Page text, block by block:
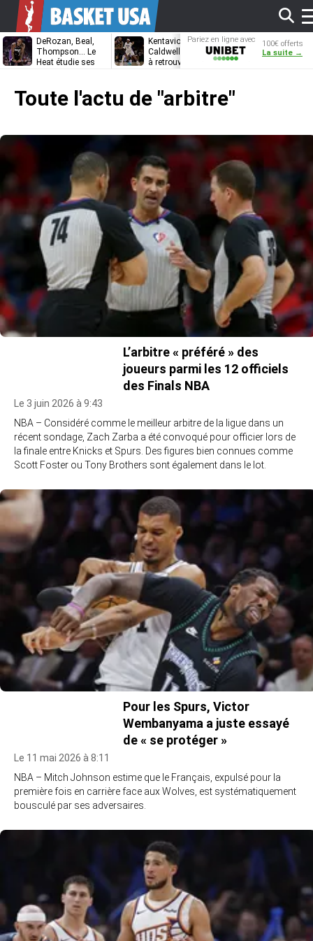
DeRozan, Beal,
Thompson… Le
Heat étudie ses
Kentavious
Caldwell-Pope prêt
à retrouver LeBron
Jonathan
Kuminga, le
Pariez en ligne avec
Unibet
100€ offerts
La suite →
Toute l'actu de "arbitre"
L’arbitre « préféré » des
joueurs parmi les 12 officiels
des Finals NBA
Le 3 juin 2026 à 9:43
NBA – Considéré comme le meilleur arbitre de la ligue dans un
récent sondage, Zach Zarba a été convoqué pour officier lors de
la finale entre Knicks et Spurs. Des figures bien connues comme
Scott Foster ou Tony Brothers sont également dans le lot.
Pour les Spurs, Victor
Wembanyama a juste essayé
de « se protéger »
Le 11 mai 2026 à 8:11
NBA – Mitch Johnson estime que le Français, expulsé pour la
première fois en carrière face aux Wolves, est systématiquement
bousculé par ses adversaires.